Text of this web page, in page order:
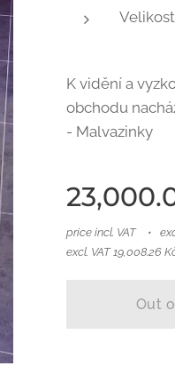
K vidění a
obchodu
- Malvazinky
price incl. VAT
excl. VAT 19,008.26
Out